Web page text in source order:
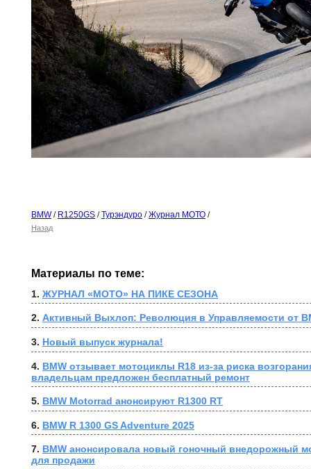
BMW/ R1250GS /Турэндуро /Журнал МОТО /
Назад
Материалы по теме:
1. ЖУРНАЛ «МОТО» НА ПИКЕ СЕЗОНА
2. Активный Выхлоп: Революция в Управляемости от
3. Новый выпуск журнала!
4. BMW отзывает мотоциклы R18 из-за риска
владельцам предложен бесплатный ремонт
5. BMW Motorrad анонсируют R1300 RT
6. BMW R 1300 GS Adventure 2025
7. BMW анонсировала новый гоночный внедорожный
для продажи